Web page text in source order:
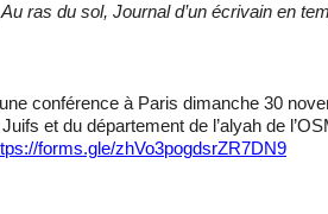
Au ras du sol, Journal d’un écrivain en
conférence à Paris dimanche 30
et du département de l’alyah de
forms.gle/zhVo3pogdsrZR7DN9